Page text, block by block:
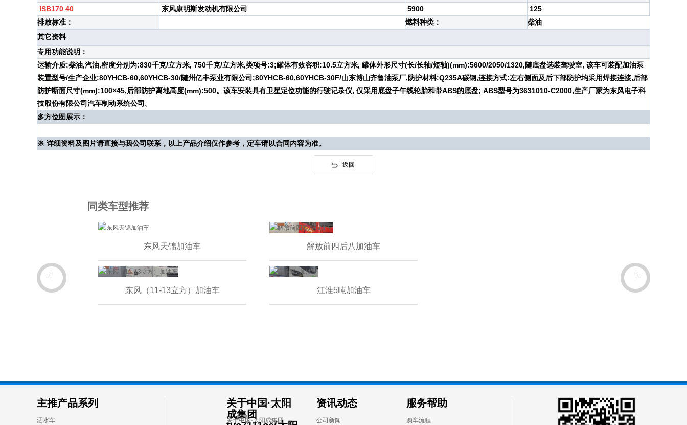
ISB170 40
东风康明斯发动机有限公司 5900
125
排放标准：
燃料种类：
柴油
其它资料
专用功能说明：
运输介质:柴油,汽油,密度分别为:830千克/立方米, 750千克/立方米,类项号:3;罐体有效容积:10.5立方米, 罐体外形尺寸(长/长轴/短轴)(mm):5600/2050/1320,随底盘选装驾驶室, 该车可装配加油泵
装置型号/生产企业:80YHCB-60,60YHCB-30/随州亿丰泵业有限公司;80YHCB-60,60YHCB-30F/山东博山齐鲁油泵厂,防护材料:Q235A碳钢,连接方式:左右侧面及后下部防护均采用焊接连接,后部
防护断面尺寸(mm):100×45,后部防护离地高度(mm):500。该车安装具有卫星定位功能的行驶记录仪, 仅采用底盘子午线轮胎和带ABS的底盘; ABS型号为3631010-C2000,生产厂家为东风电子科
技股份有限公司汽车制动系统公司。
多方位图展示：
※ 详细资料及图片请直接与我公司联系，以上产品介绍仅作参考，定车请以合同内容为准。
返回
同类车型推荐
东风天锦加油车 解放前四后八加油车
东风（11-13立方）加油车 江淮5吨加油车
主推产品系列
洒水车
关于中国·太阳
成集团
关于中国·太阳成集团
资讯动态
公司新闻
服务帮助
购车流程